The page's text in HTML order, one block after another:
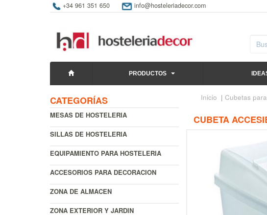
+34 961 351 650 info@hosteleriadecor.com
PRODUCTOS
CATEGORÍAS
MESAS DE HOSTELERIA
SILLAS DE HOSTELERIA
EQUIPAMIENTO PARA HOSTELERIA
ACCESORIOS PARA DECORACION
ZONA DE ALMACEN
ZONA EXTERIOR Y JARDIN
Inicio | Cubetas
CUBETA